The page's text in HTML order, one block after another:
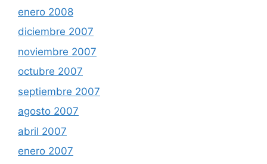
enero 2008
diciembre 2007
noviembre 2007
octubre 2007
septiembre 2007
agosto 2007
abril 2007
enero 2007